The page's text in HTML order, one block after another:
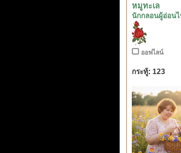
หมูทะเล
นักกลอนผู้อ่อน
ออฟไลน์
กระทู้: 123